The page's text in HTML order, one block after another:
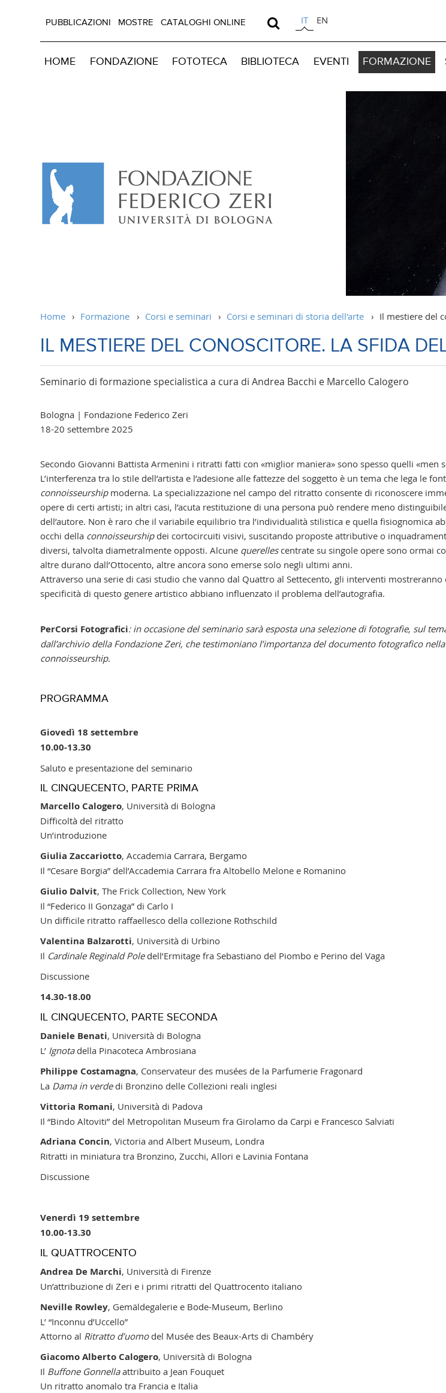
PUBBLICAZIONI MOSTRE CATALOGHI ONLINE IT EN
HOME FONDAZIONE FOTOTECA BIBLIOTECA EVENTI FORMAZIONE
Home › Formazione › Corsi e seminari › Corsi e seminari di storia dell'arte › Il mestiere del
IL MESTIERE DEL CONOSCITORE. LA SFIDA
Seminario di formazione specialistica a cura di Andrea Bacchi e Marcello Calogero
Bologna | Fondazione Federico Zeri
18-20 settembre 2025
Secondo Giovanni Battista Armenini i ritratti fatti con «miglior maniera» sono spesso quelli «men
L’interferenza tra lo stile dell’artista e l’adesione alle fattezze del soggetto è un tema che lega le
connoisseurshipmoderna. La specializzazione nel campo del ritratto consente di riconoscere
opere di certi artisti; in altri casi, l’acuta restituzione di una persona può rendere meno
dell’autore. Non è raro che il variabile equilibrio tra l’individualità stilistica e quella fisiognomica
occhi della connoisseurship dei cortocircuiti visivi, suscitando proposte attributive o
diversi, talvolta diametralmente opposti. Alcune querelles centrate su singole opere sono ormai
altre durano dall’Ottocento, altre ancora sono emerse solo negli ultimi anni.
Attraverso una serie di casi studio che vanno dal Quattro al Settecento, gli interventi mostreranno
specificità di questo genere artistico abbiano influenzato il problema dell’autografia.
PerCorsi Fotografici: in occasione del seminario sarà esposta una selezione di fotografie, sul
dall’archivio della Fondazione Zeri, che testimoniano l’importanza del documento fotografico
connoisseurship.
PROGRAMMA
Giovedì 18 settembre
10.00-13.30
Saluto e presentazione del seminario
IL CINQUECENTO, PARTE PRIMA
Marcello Calogero, Università di Bologna
Difficoltà del ritratto
Un’introduzione
Giulia Zaccariotto, Accademia Carrara, Bergamo
Il “Cesare Borgia” dell’Accademia Carrara fra Altobello Melone e Romanino
Giulio Dalvit, The Frick Collection, New York
Il “Federico II Gonzaga” di Carlo I
Un difficile ritratto raffaellesco della collezione Rothschild
Valentina Balzarotti, Università di Urbino
Il Cardinale Reginald Poledell’Ermitage fra Sebastiano del Piombo e Perino del Vaga
Discussione
14.30-18.00
IL CINQUECENTO, PARTE SECONDA
Daniele Benati, Università di Bologna
L’ Ignotadella Pinacoteca Ambrosiana
Philippe Costamagna, Conservateur des musées de la Parfumerie Fragonard
La Dama in verde di Bronzino delle Collezioni reali inglesi
Vittoria Romani, Università di Padova
Il “Bindo Altoviti” del Metropolitan Museum fra Girolamo da Carpi e Francesco Salviati
Adriana Concin, Victoria and Albert Museum, Londra
Ritratti in miniatura tra Bronzino, Zucchi, Allori e Lavinia Fontana
Discussione
Venerdì 19 settembre
10.00-13.30
IL QUATTROCENTO
Andrea De Marchi, Università di Firenze
Un’attribuzione di Zeri e i primi ritratti del Quattrocento italiano
Neville Rowley, Gemäldegalerie e Bode-Museum, Berlino
L’ “Inconnu d’Uccello”
Attorno al Ritratto d’uomodel Musée des Beaux-Arts di Chambéry
Giacomo Alberto Calogero, Università di Bologna
Il Buffone Gonnellaattribuito a Jean Fouquet
Un ritratto anomalo tra Francia e Italia